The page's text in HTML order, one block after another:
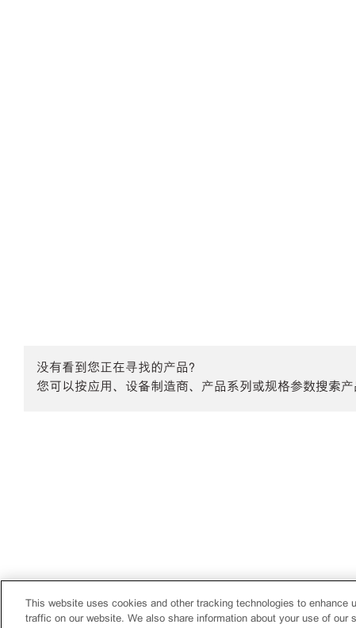
没有看到您正在寻找的产品？
您可以按应用、设备制造商、产品系列或规格参数搜索产
This website uses cookies and other tracking technologies to enhance
traffic on our website. We also share information about your use of our